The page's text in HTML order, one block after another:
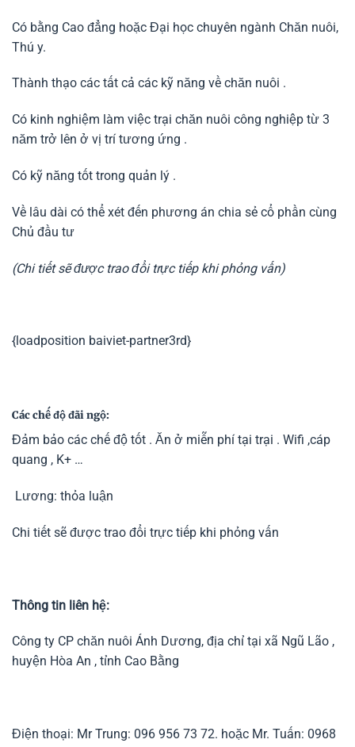
Có bằng Cao đẳng hoặc Đại học chuyên ngành Chăn nuôi,
Thú y.
Thành thạo các tất cả các kỹ năng về chăn nuôi .
Có kinh nghiệm làm việc trại chăn nuôi công nghiệp từ 3
năm trở lên ở vị trí tương ứng .
Có kỹ năng tốt trong quản lý .
Về lâu dài có thể xét đến phương án chia sẻ cổ phần cùng
Chủ đầu tư
(Chi tiết sẽ được trao đổi trực tiếp khi phỏng vấn)
{loadposition baiviet-partner3rd}
Các chế độ đãi ngộ:
Đảm bảo các chế độ tốt . Ăn ở miễn phí tại trại . Wifi ,cáp
quang , K+ …
Lương: thỏa luận
Chi tiết sẽ được trao đổi trực tiếp khi phỏng vấn
Thông tin liên hệ:
Công ty CP chăn nuôi Ánh Dương, địa chỉ tại xã Ngũ Lão ,
huyện Hòa An , tỉnh Cao Bằng
Điện thoại: Mr Trung: 096 956 73 72. hoặc Mr. Tuấn: 0968